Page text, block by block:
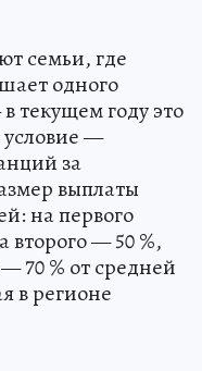
семьи, где
одного
текущем году это
условие —
за
выплаты
на первого
второго — 50 %,
70 % от средней
в регионе